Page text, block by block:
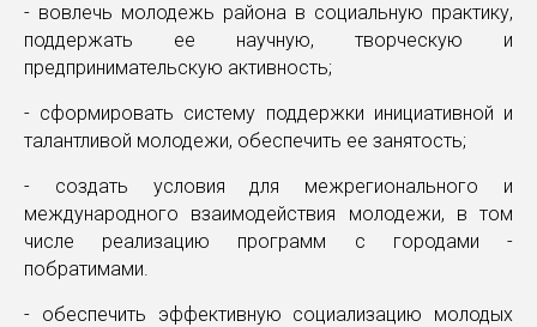
- вовлечь молодежь района в социальную практику,
поддержать ее научную, творческую и
предпринимательскую активность;
- сформировать систему поддержки инициативной и
талантливой молодежи, обеспечить ее занятость;
- создать условия для межрегионального и
международного взаимодействия молодежи, в том
числе реализацию программ с городами -
побратимами.
- обеспечить эффективную социализацию молодых